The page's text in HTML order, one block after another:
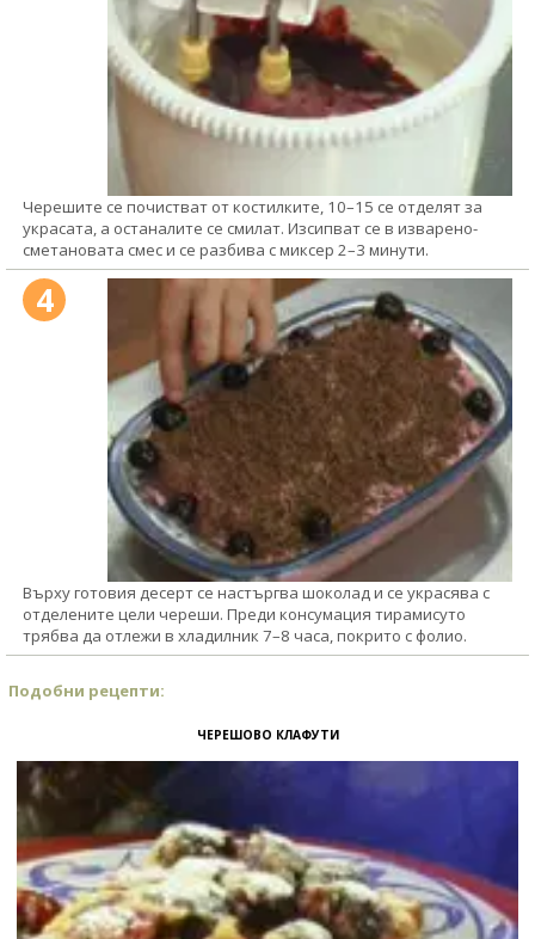
Черешите се почистват от костилките, 10–15 се отделят за
украсата, а останалите се смилат. Изсипват се в изварено-
сметановата смес и се разбива с миксер 2–3 минути.
4
Върху готовия десерт се настъргва шоколад и се украсява с
отделените цели череши. Преди консумация тирамисуто
трябва да отлежи в хладилник 7–8 часа, покрито с фолио.
Подобни рецепти:
ЧЕРЕШОВО КЛАФУТИ